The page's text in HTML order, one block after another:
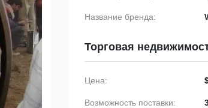
Название бренда:
Торговая
Цена:
Возможность поставки: